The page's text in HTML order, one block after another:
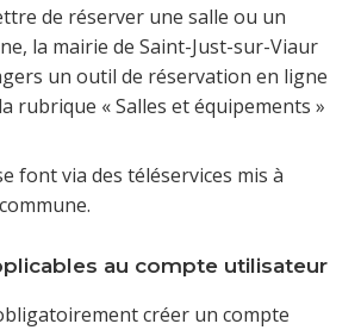
de réserver une salle ou un
la mairie de Saint-Just-sur-Viaur
un outil de réservation en ligne
rubrique « Salles et équipements »
font via des téléservices mis à
au compte utilisateur
créer un compte